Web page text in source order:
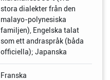
stora dialekter från den
malayo-polynesiska
familjen), Engelska talat
som ett andraspråk (båda
officiella); Japanska
Franska